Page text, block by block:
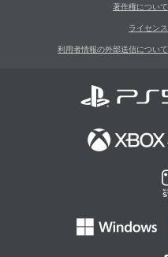
著作権について
ライセンス
利用者情報の外部送信について